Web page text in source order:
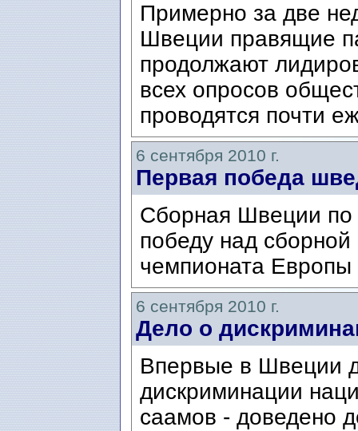
Примерно за две
Швеции правящие
продолжают
всех опросов
проводятся почти
6 сентября 2010 г.
Первая победа
Cборная Швеции по
победу над
чемпионата
6 сентября 2010 г.
Дело о
Впервые в Швеции
дискриминации
саамов - доведено